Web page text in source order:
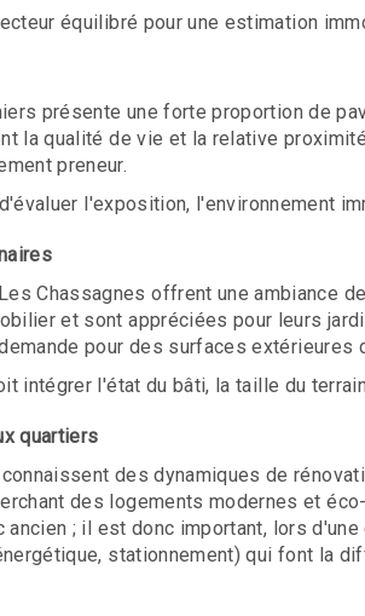
équilibré pour une estimation
présente une forte proportion de
la qualité de vie et la relative
preneur.
l'exposition, l'environnement
Chassagnes offrent une ambiance
et sont appréciées pour leurs
pour des surfaces extérieures
intégrer l'état du bâti, la taille du
quartiers
des dynamiques de
des logements modernes et
; il est donc important, lors
stationnement) qui font la